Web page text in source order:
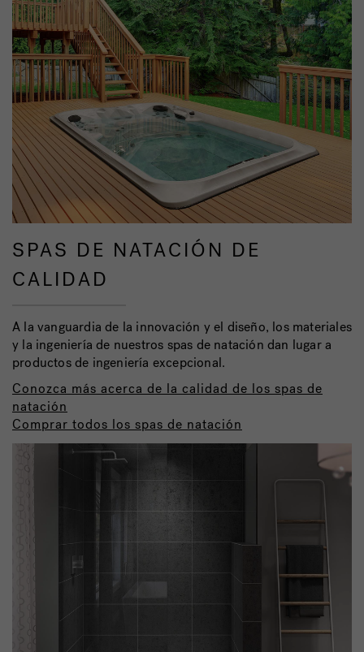
SPAS DE NATACIÓN DE
CALIDAD
A la vanguardia de la innovación y el diseño, los materiales
y la ingeniería de nuestros spas de natación dan lugar a
productos de ingeniería excepcional.
Conozca más acerca de la calidad de los spas de
natación
Comprar todos los spas de natación